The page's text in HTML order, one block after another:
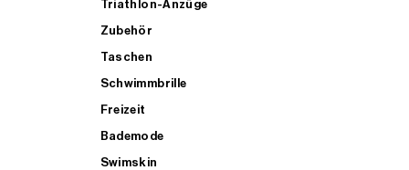
Triathlon-Anzüge
Zubehör
Taschen
Schwimmbrille
Freizeit
Bademode
Swimskin